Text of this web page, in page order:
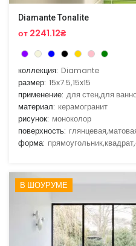
Diamante Tonalite
от 2241.12₴
коллекция: Diamante
размер: 15x7.5,15x15
применение: для стен,для
материал: керамогранит
рисунок: моноколор
поверхность:
форма:
В ШОУРУМЕ